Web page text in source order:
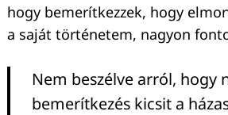
hogy bemerítkezzek, hogy
a saját történetem, nagyon
Nem beszélve arról, hogy
bemerítkezés kicsit a